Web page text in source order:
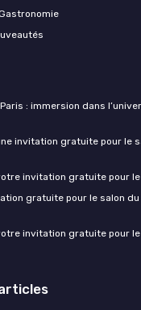
: immersion dans
invitation gratuite pour le
invitation gratuite pour
gratuite pour le salon
invitation gratuite pour